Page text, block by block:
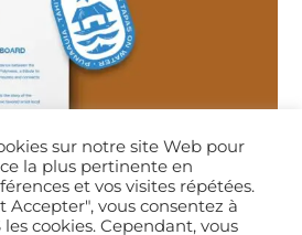
sur notre site Web pour
la plus pertinente en
et vos visites répétées.
Accepter", vous consentez à
cookies. Cependant, vous